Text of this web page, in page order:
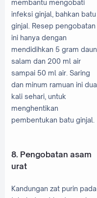
membantu mengobati
infeksi ginjal, bahkan batu
ginjal. Resep pengobatan
ini hanya dengan
mendidihkan 5 gram daun
salam dan 200 ml air
sampai 50 ml air. Saring
dan minum ramuan ini dua
kali sehari, untuk
menghentikan
pembentukan batu ginjal.
8. Pengobatan asam
urat
Kandungan zat purin pada